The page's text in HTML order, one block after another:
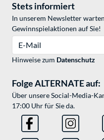
Stets informiert
In unserem Newsletter
Gewinnspielaktionen auf Sie!
Hinweise zum Datenschutz
Folge ALTERNATE auf:
Über unsere Social-Media-
17:00 Uhr für Sie da.